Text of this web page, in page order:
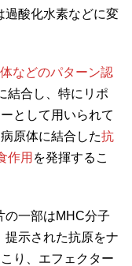
過酸化水素などに変
などのパターン認
結合し、特にリポ
として用いられて
原体に結合した抗
作用 を発揮するこ
の一部はMHC分子
提示された抗原をナ
り、エフェクター